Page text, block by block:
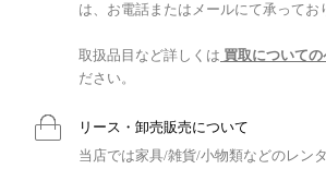
は、お電話またはメールにて承ってお
取扱品目など詳しくは 買取について
ださい。
リース・卸売販売について
当店では家具/雑貨/小物類などのレン